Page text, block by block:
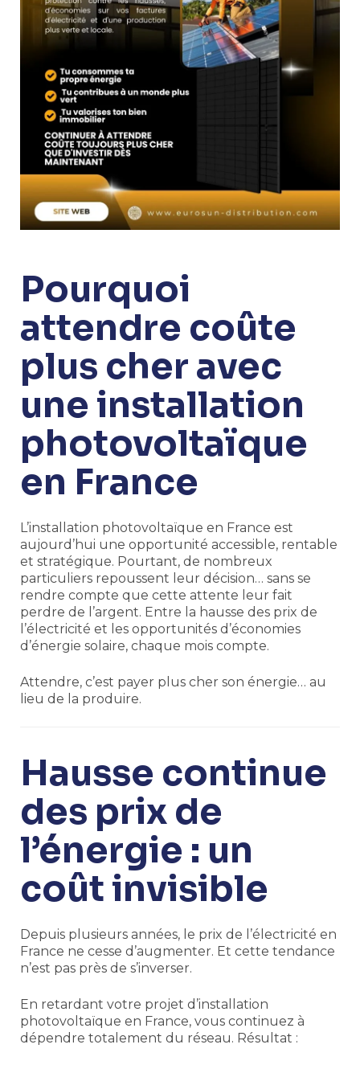
Pourquoi
attendre coûte
plus cher avec
une installation
photovoltaïque
en France
L’installation photovoltaïque en France est
aujourd’hui une opportunité accessible, rentable
et stratégique. Pourtant, de nombreux
particuliers repoussent leur décision… sans se
rendre compte que cette attente leur fait
perdre de l’argent. Entre la hausse des prix de
l’électricité et les opportunités d’économies
d’énergie solaire, chaque mois compte.
Attendre, c’est payer plus cher son énergie… au
lieu de la produire.
Hausse continue
des prix de
l’énergie : un
coût invisible
Depuis plusieurs années, le prix de l’électricité en
France ne cesse d’augmenter. Et cette tendance
n’est pas près de s’inverser.
En retardant votre projet d’installation
photovoltaïque en France, vous continuez à
dépendre totalement du réseau. Résultat :